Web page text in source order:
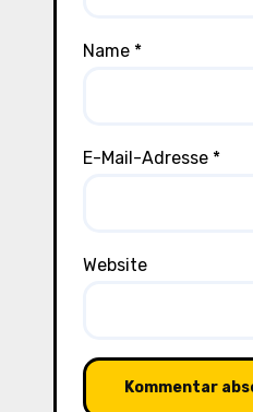
Name *
E-Mail-Adresse *
Website